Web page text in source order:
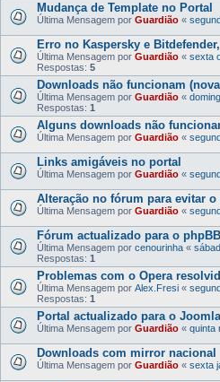
Mudança de Template no Portal
Última Mensagem por Guardião «
Erro no Kaspersky e
Última Mensagem por Guardião « sexta
Respostas: 5
Downloads não funcionam
Última Mensagem por Guardião «
Respostas: 1
Alguns downloads não
Última Mensagem por Guardião «
Links amigáveis no portal
Última Mensagem por Guardião «
Alteração no fórum para evitar o
Última Mensagem por Guardião «
Fórum actualizado para o
Última Mensagem por cenourinha «
Respostas: 1
Problemas com o Opera
Última Mensagem por Alex.Fresi «
Respostas: 1
Portal actualizado para o
Última Mensagem por Guardião « quinta
Downloads com mirror nacional
Última Mensagem por Guardião « sexta